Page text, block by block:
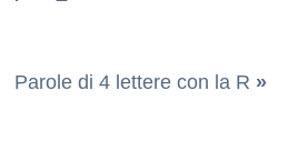
Parole di 4 lettere con la R »